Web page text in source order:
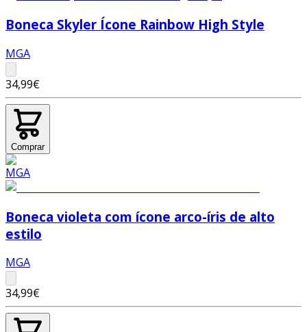
Boneca Skyler Ícone Rainbow High Style
MGA
34,99€
Comprar
Boneca violeta com ícone arco-íris de alto
estilo
MGA
34,99€